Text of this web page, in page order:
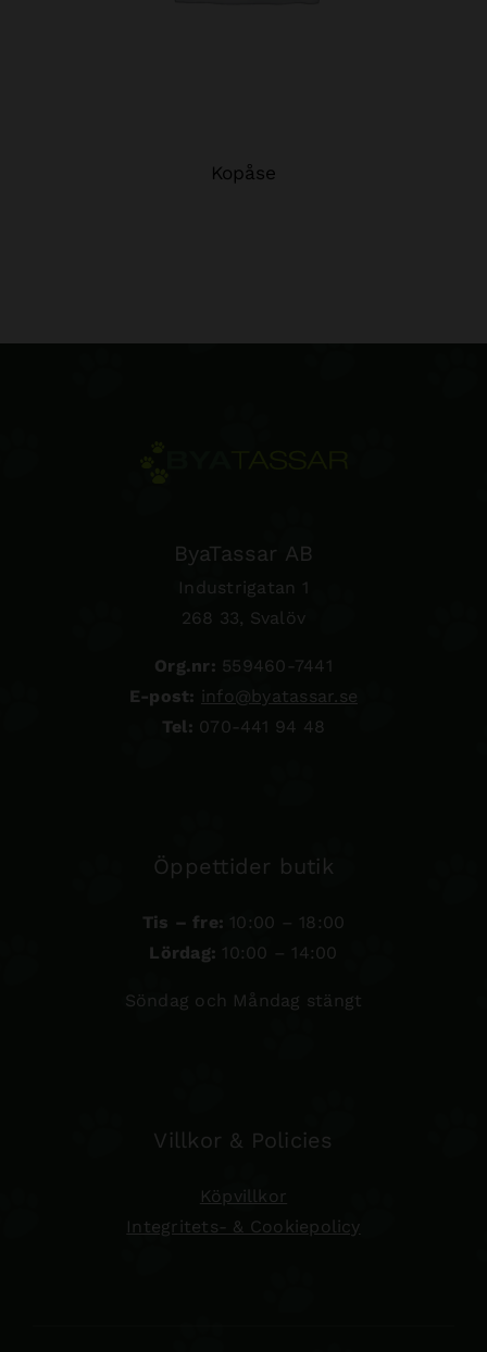
Kopåse
ByaTassar AB
Industrigatan 1
268 33, Svalöv
Org.nr: 559460-7441
E-post: info@byatassar.se
Tel: 070-441 94 48
Öppettider butik
Tis – fre: 10:00 – 18:00
Lördag: 10:00 – 14:00
Söndag och Måndag stängt
Villkor & Policies
Köpvillkor
Integritets- & Cookiepolicy